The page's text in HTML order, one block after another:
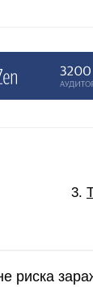
риска